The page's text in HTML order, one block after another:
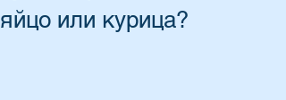
яйцо или курица?